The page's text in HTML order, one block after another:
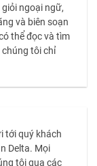
ngoại ngữ,
và biên soạn
thể đọc và tìm
chúng tôi chỉ
tới quý khách
Delta. Mọi
tôi qua các